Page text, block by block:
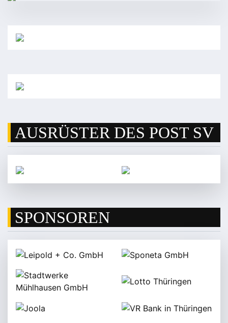
AUSRÜSTER DES POST SV
SPONSOREN